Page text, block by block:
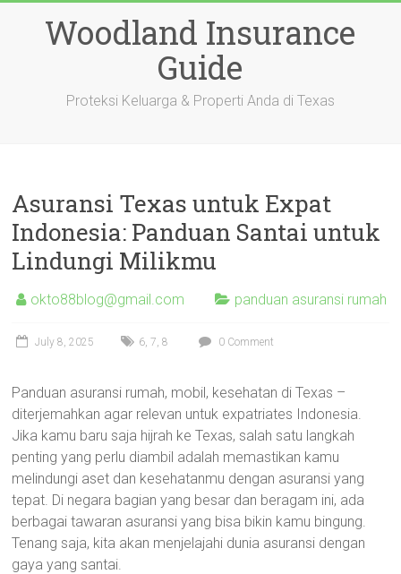
Woodland Insurance
Guide
Proteksi Keluarga & Properti Anda di Texas
Asuransi Texas untuk Expat
Indonesia: Panduan Santai untuk
Lindungi Milikmu
okto88blog@gmail.com panduan asuransi rumah
July 8, 2025 6,7,8 0 Comment
Panduan asuransi rumah, mobil, kesehatan di Texas –
diterjemahkan agar relevan untuk expatriates Indonesia.
Jika kamu baru saja hijrah ke Texas, salah satu langkah
penting yang perlu diambil adalah memastikan kamu
melindungi aset dan kesehatanmu dengan asuransi yang
tepat. Di negara bagian yang besar dan beragam ini, ada
berbagai tawaran asuransi yang bisa bikin kamu bingung.
Tenang saja, kita akan menjelajahi dunia asuransi dengan
gaya yang santai.